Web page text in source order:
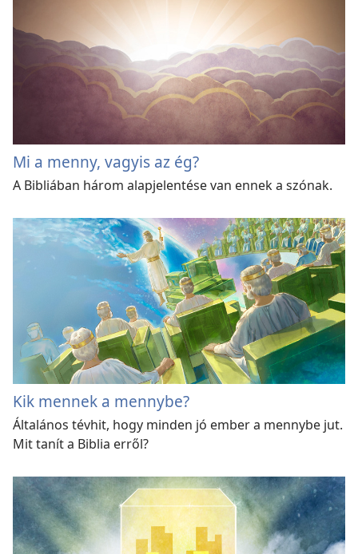
Mi a menny, vagyis az ég?
A Bibliában három alapjelentése van ennek a szónak.
Kik mennek a mennybe?
Általános tévhit, hogy minden jó ember a mennybe jut.
Mit tanít a Biblia erről?